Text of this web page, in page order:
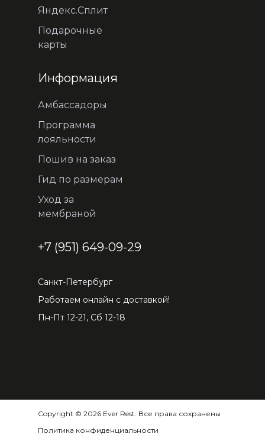
Яндекс.Сплит
Подарочные
карты
Информация
Амбассадоры
Программа
лояльности
Пошив на заказ
Гид по размерам
Уход за
мембраной
+7 (951) 649-09-29
Санкт-Петербург
Работаем онлайн с доставкой!
Пн-Пт 12-21, Сб 12-18
Copyright © 2026 Ever Rest. Все права сохранены
Политика конфиденциальности